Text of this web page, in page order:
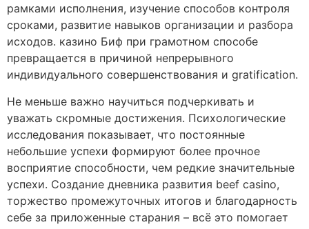
рамками исполнения, изучение способов контроля
сроками, развитие навыков организации и разбора
исходов. казино Биф при грамотном способе
превращается в причиной непрерывного
индивидуального совершенствования и gratification.
Не меньше важно научиться подчеркивать и
уважать скромные достижения. Психологические
исследования показывает, что постоянные
небольшие успехи формируют более прочное
восприятие способности, чем редкие значительные
успехи. Создание дневника развития beef casino,
торжество промежуточных итогов и благодарность
себе за приложенные старания – всё это помогает